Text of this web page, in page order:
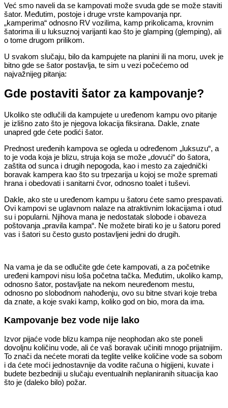
Već smo naveli da se kampovati može svuda gde se može staviti
šator. Međutim, postoje i druge vrste kampovanja npr.
„kamperima“ odnosno RV vozilima, kamp prikolicama, krovnim
šatorima ili u luksuznoj varijanti kao što je glamping (glemping), ali
o tome drugom prilikom.
U svakom slučaju, bilo da kampujete na planini ili na moru, uvek je
bitno gde se šator postavlja, te sim u vezi počećemo od
najvažnijeg pitanja:
Gde postaviti šator za kampovanje?
Ukoliko ste odlučili da kampujete u uređenom kampu ovo pitanje
je izlišno zato što je njegova lokacija fiksirana. Dakle, znate
unapred gde ćete podići šator.
Prednost uređenih kampova se ogleda u određenom „luksuzu“, a
to je voda koja je blizu, struja koja se može „dovući“ do šatora,
zaštita od sunca i drugih nepogoda, kao i mesto za zajednički
boravak kampera kao što su trpezarija u kojoj se može spremati
hrana i obedovati i sanitarni čvor, odnosno toalet i tuševi.
Dakle, ako ste u uređenom kampu u šatoru ćete samo prespavati.
Ovi kampovi se uglavnom nalaze na atraktivnim lokacijama i otud
su i popularni. Njihova mana je nedostatak slobode i obaveza
poštovanja „pravila kampa“. Ne možete birati ko je u šatoru pored
vas i šatori su često gusto postavljeni jedni do drugih.
Na vama je da se odlučite gde ćete kampovati, a za početnike
uređeni kampovi nisu loša početna tačka. Međutim, ukoliko kamp,
odnosno šator, postavljate na nekom neuređenom mestu,
odnosno po slobodnom nahođenju, ovo su bitne stvari koje treba
da znate, a koje svaki kamp, koliko god on bio, mora da ima.
Kampovanje bez vode nije lako
Izvor pijaće vode blizu kampa nije neophodan ako ste poneli
dovoljnu količinu vode, ali će vaš boravak učiniti mnogo prijatnijim.
To znači da nećete morati da teglite velike količine vode sa sobom
i da ćete moći jednostavnije da vodite računa o higijeni, kuvate i
budete bezbedniji u slučaju eventualnih neplaniranih situacija kao
što je (daleko bilo) požar.